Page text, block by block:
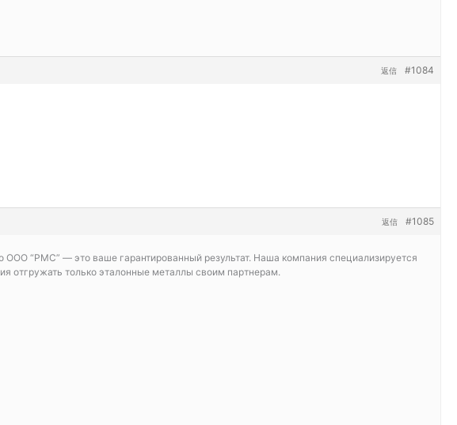
#1084
返信
#1085
返信
“РМС” — это ваше гарантированный результат. Наша компания специализируется
отгружать только эталонные металлы своим партнерам.